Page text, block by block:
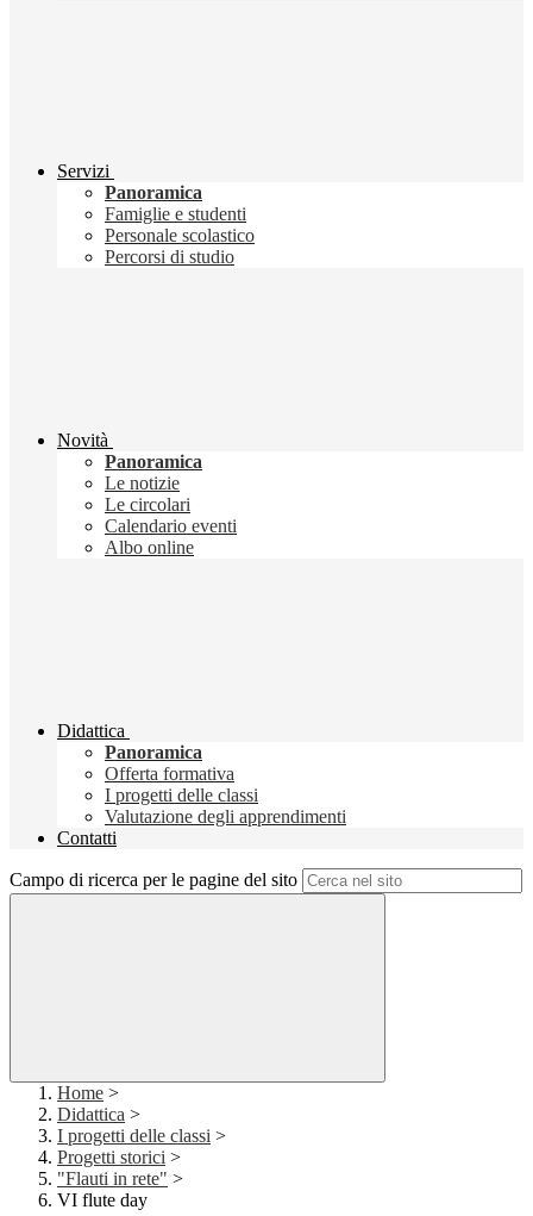
Servizi
Panoramica
Famiglie e studenti
Personale scolastico
Percorsi di studio
Novità
Panoramica
Le notizie
Le circolari
Calendario eventi
Albo online
Didattica
Panoramica
Offerta formativa
I progetti delle classi
Valutazione degli apprendimenti
Contatti
Campo di ricerca per le pagine del sito
Home >
Didattica >
I progetti delle classi >
Progetti storici >
"Flauti in rete" >
VI flute day